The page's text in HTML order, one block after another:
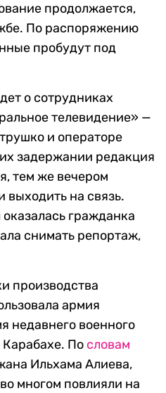
продолжается,
По распоряжению
пробудут под
о сотрудниках
телевидение» —
и операторе
задержании редакция
тем же вечером
на связь.
гражданка
снимать репортаж,
производства
армия
недавнего военного
По словам
Ильхама Алиева,
многом повлияли на